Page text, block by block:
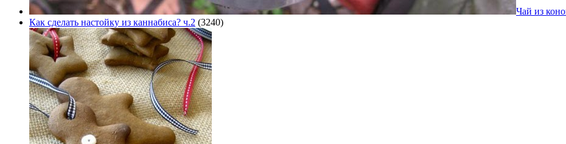
Чай из
Как сделать настойку из каннабиса? ч.2 (3240)